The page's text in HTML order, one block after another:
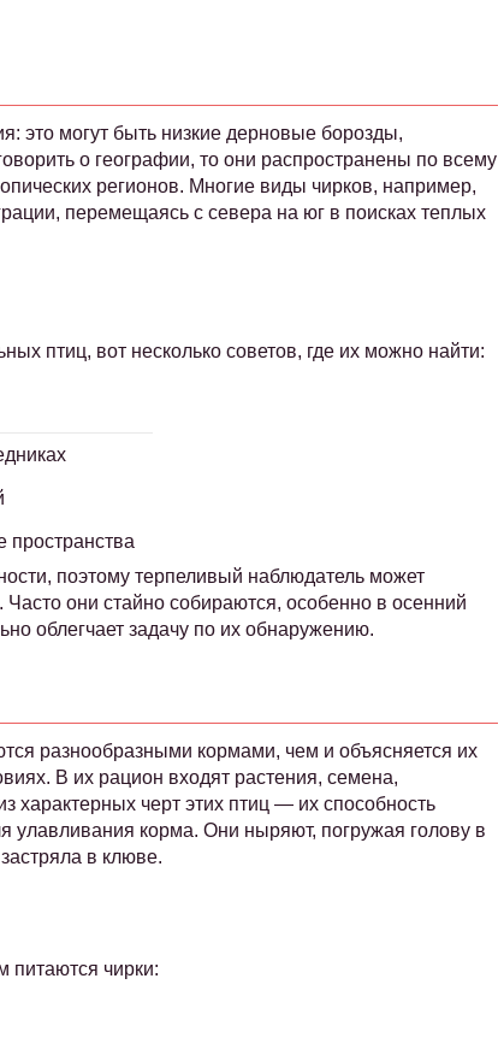
это могут быть низкие дерновые борозды,
о географии, то они распространены по всему
регионов. Многие виды чирков, например,
перемещаясь с севера на юг в поисках теплых
птиц, вот несколько советов, где их можно найти:
пространства
поэтому терпеливый наблюдатель может
они стайно собираются, особенно в осенний
облегчает задачу по их обнаружению.
разнообразными кормами, чем и объясняется их
В их рацион входят растения, семена,
характерных черт этих птиц — их способность
улавливания корма. Они ныряют, погружая голову в
в клюве.
питаются чирки: